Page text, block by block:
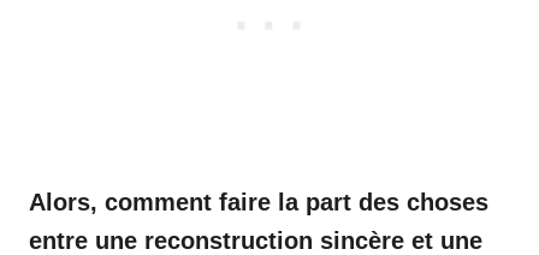
Alors, comment faire la part des choses
entre une reconstruction sincère et une